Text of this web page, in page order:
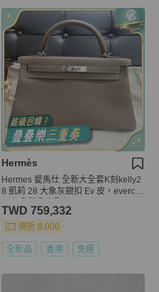
Hermès
Hermes 愛馬仕 全新大全套K刻kelly2
8 凱莉 28 大象灰銀扣 Ev 皮，evercol
TWD 759,332
現折 8,000
全新品 香港 免運